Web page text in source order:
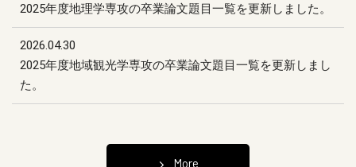
2025年度地理学専攻の卒業論文題目一覧を更新しました。
2026.04.30
2025年度地域観光学専攻の卒業論文題目一覧を更新しまし
た。
More